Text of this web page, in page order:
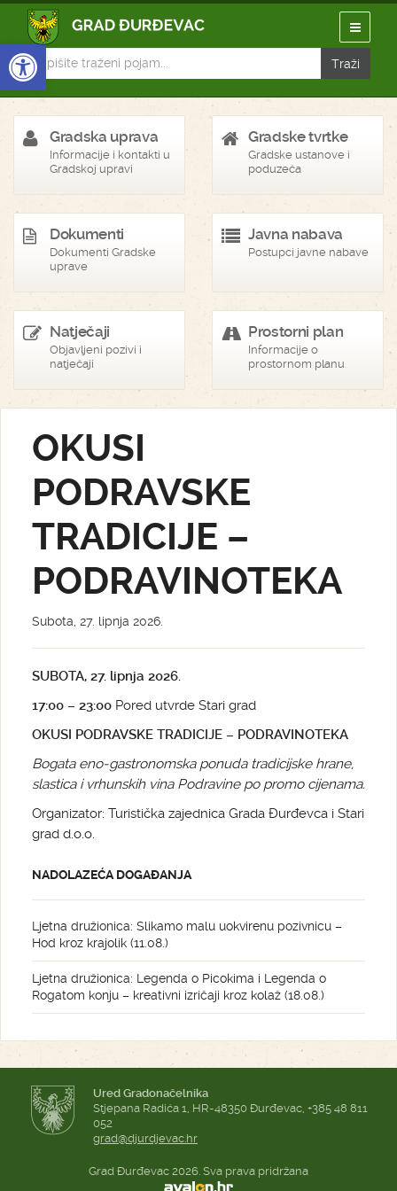
Open toolbar
Gradska uprava
Informacije i kontakti u
Gradskoj upravi
Gradske tvrtke
Gradske ustanove i
poduzeća
Dokumenti
Dokumenti Gradske
uprave
Javna nabava
Postupci javne nabave
Natječaji
Objavljeni pozivi i
natječaji
Prostorni plan
Informacije o
prostornom planu
OKUSI
PODRAVSKE
TRADICIJE –
PODRAVINOTEKA
Subota, 27. lipnja 2026.
SUBOTA, 27. lipnja 2026.
17:00 – 23:00 Pored utvrde Stari grad
OKUSI PODRAVSKE TRADICIJE – PODRAVINOTEKA
Bogata eno-gastronomska ponuda tradicijske hrane,
slastica i vrhunskih vina Podravine po promo cijenama.
Organizator: Turistička zajednica Grada Đurđevca i Stari
grad d.o.o.
NADOLAZEĆA DOGAĐANJA
Ljetna družionica: Slikamo malu uokvirenu pozivnicu –
Hod kroz krajolik (11.08.)
Ljetna družionica: Legenda o Picokima i Legenda o
Rogatom konju – kreativni izričaji kroz kolaž (18.08.)
Ured Gradonačelnika
Stjepana Radića 1, HR-48350 Đurđevac, +385 48 811
052
grad@djurdjevac.hr
Grad Đurđevac 2026. Sva prava pridržana